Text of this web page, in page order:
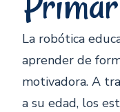
La robótica
aprender de
motivadora. A
a su edad, los